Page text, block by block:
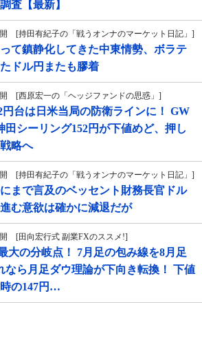
査【最新】
開 [持田有紀子の「戦うオンナのマーケット日記」]
て鎮静化してきた中東情勢、ボラテ
ドル円またも膠着
開 [西原宏一の「ヘッジファンドの思惑」]
円台は日米当局の防衛ラインに！ GW
田シーリング152円が下値めど、押し
略へ
開 [持田有紀子の「戦うオンナのマーケット日記」]
まで言及のベッセント財務長官ドル
む意欲は確かに減退だが
開 [田向宏行式 副業FXのススメ!]
大の分岐点！ 7月足の包み線を8月足
なら月足ダウ理論が下向き転換！ 下値
の147円…